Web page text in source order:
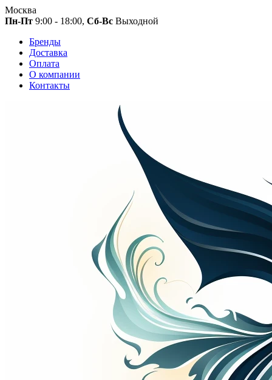
Москва
Пн-Пт 9:00 - 18:00, Сб-Вс Выходной
Бренды
Доставка
Оплата
О компании
Контакты